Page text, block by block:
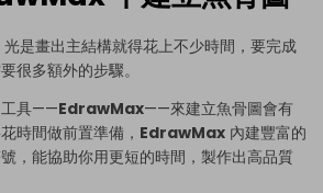
是畫出主結構就得花上不少時間，要完成
很多額外的步驟。
工具——EdrawMax——來建立魚骨圖會有
時間做前置準備， EdrawMax 內建豐富的
，能協助你用更短的時間，製作出高品質